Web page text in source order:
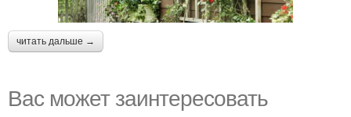
читать дальше →
Вас может заинтересовать